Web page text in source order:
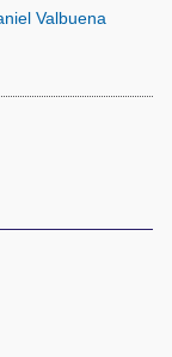
Valbuena